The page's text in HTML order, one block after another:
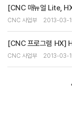
[CNC 매뉴얼 Lite,
CNC 사업부 2013-03-
[CNC 프로그램 HX]
CNC 사업부 2013-03-